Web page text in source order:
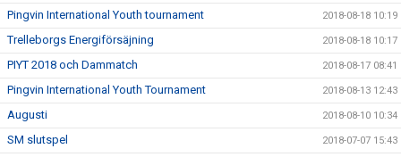
Pingvin International Youth tournament 2018-08-18 10:19
Trelleborgs Energiförsäjning 2018-08-18 10:17
PIYT 2018 och Dammatch 2018-08-17 08:41
Pingvin International Youth Tournament 2018-08-13 12:43
Augusti 2018-08-10 10:34
SM slutspel 2018-07-07 15:43